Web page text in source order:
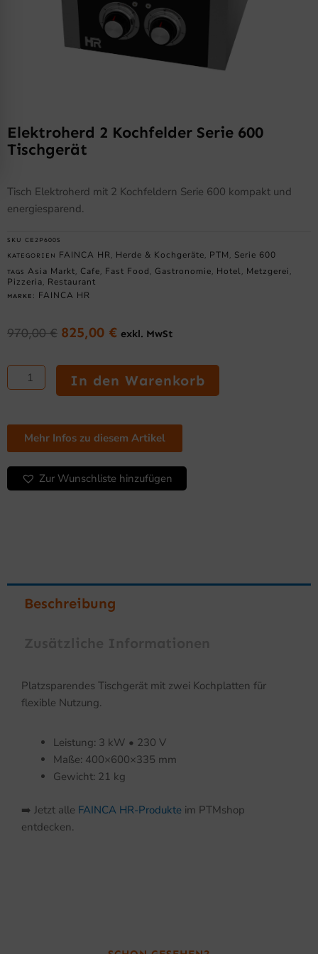
Elektroherd 2 Kochfelder Serie 600
Tischgerät
Tisch Elektroherd mit 2 Kochfeldern Serie 600 kompakt und
energiesparend.
SKU CE2P600S
KATEGORIEN FAINCA HR Herde & Kochgeräte PTM Serie 600
TAGS Asia Markt Cafe Fast Food Gastronomie Hotel Metzgerei
Pizzeria Restaurant
MARKE: FAINCA HR
970,00€ Ursprünglicher
war:
970,00 €
825,00 € Aktueller
ist:
825,00 €.
exkl. MwSt
Elektroherd
Kochfelder
600
Tischgerät
Menge
In den Warenkorb
Mehr Infos zu diesem Artikel
Zur Wunschliste hinzufügen
Beschreibung
Platzsparendes Tischgerät mit zwei Kochplatten für
flexible Nutzung.
Leistung: 3 kW • 230 V
Maße: 400×600×335 mm
Gewicht: 21 kg
➡️ Jetzt alle FAINCA HR-Produkte im PTMshop
entdecken.